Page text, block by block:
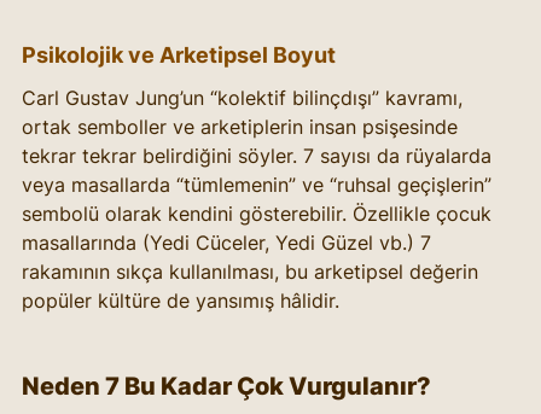
Psikolojik ve Arketipsel Boyut
Carl Gustav Jung’un “kolektif bilinçdışı” kavramı,
ortak semboller ve arketiplerin insan psişesinde
tekrar tekrar belirdiğini söyler. 7 sayısı da rüyalarda
veya masallarda “tümlemenin” ve “ruhsal geçişlerin”
sembolü olarak kendini gösterebilir. Özellikle çocuk
masallarında (Yedi Cüceler, Yedi Güzel vb.) 7
rakamının sıkça kullanılması, bu arketipsel değerin
popüler kültüre de yansımış hâlidir.
Neden 7 Bu Kadar Çok Vurgulanır?